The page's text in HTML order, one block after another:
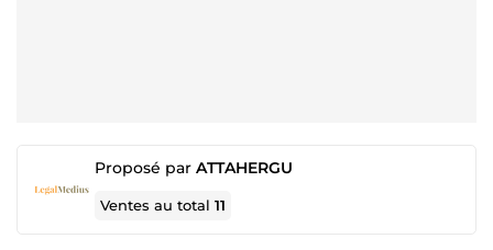
Proposé par ATTAHERGU
Ventes au total11